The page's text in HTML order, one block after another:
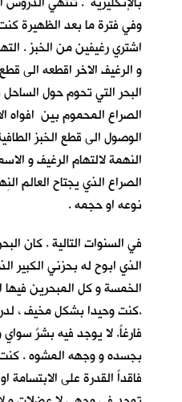
وفي فترة ما بعد الظهيرة
اشتري رغيفين من الخبز .
و الرغيف الاخر اقطعه الى
البحر التي تحوم حول
الصراع المحموم بين افواه
الوصول الى قطع الخبز
النهمة لالتهام الرغيف و
الصراع الذي يجتاح العالم
نوعه او حجمه .
في السنوات التالية . كان
الذي ابوح له بحزني الكبير
الخمسة و كل المبحرين فيها
.كنت وحيدا بشكل مخيف ،
فارغاً. لا يوجد فيه بشرٌ
بجسده و وجهه المشوه . كنت
فاقداً القدرة على الابتسامة